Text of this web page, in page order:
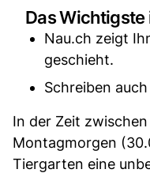
Das Wichtigste
Nau.ch zeigt
geschieht.
Schreiben
In der Zeit
Montagmorgen
Tiergarten eine